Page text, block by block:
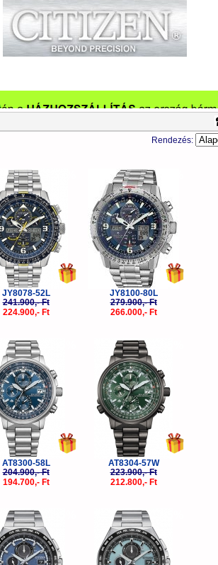
Rendezés:
JY8078-52L
241.900,- Ft
224.900,- Ft
JY8100-80L
279.900,- Ft
266.000,- Ft
AT8300-58L
204.900,- Ft
194.700,- Ft
AT8304-57W
223.900,- Ft
212.800,- Ft